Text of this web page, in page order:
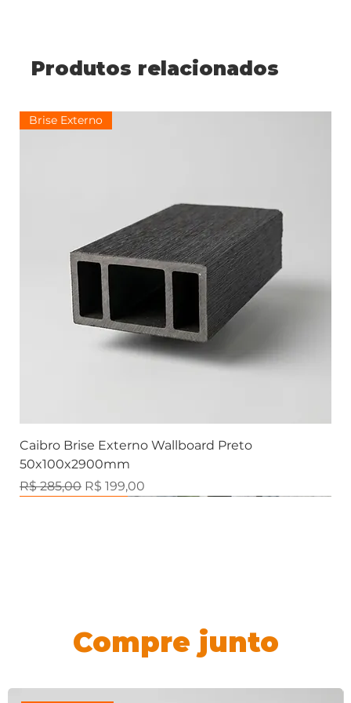
Produtos relacionados
Brise Externo
Caibro Brise Externo Wallboard Preto
50x100x2900mm
Preço normal
R$ 285,00 Preço promocional
R$ 199,00
Compre junto